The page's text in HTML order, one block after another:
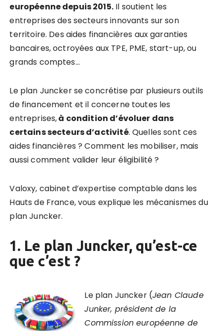
européenne depuis 2015.Il soutient les
entreprises des secteurs innovants sur son
territoire. Des aides financières aux garanties
bancaires, octroyées aux TPE, PME, start-up, ou
grands comptes…
Le plan Juncker se concrétise par plusieurs outils
de financement et il concerne toutes les
entreprises,à condition d’évoluer dans
certains secteurs d’activité. Quelles sont ces
aides financières ? Comment les mobiliser, mais
aussi comment valider leur éligibilité ?
Valoxy, cabinet d’expertise comptable dans les
Hauts de France, vous explique les mécanismes du
plan Juncker.
1. Le plan Juncker, qu’est-ce
que c’est ?
Le plan Juncker (Jean Claude
Junker, président de la
Commission européenne de